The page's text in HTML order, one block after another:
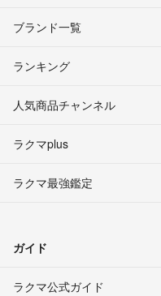
ブランド一覧
ランキング
人気商品チャンネル
ラクマplus
ラクマ最強鑑定
ガイド
ラクマ公式ガイド